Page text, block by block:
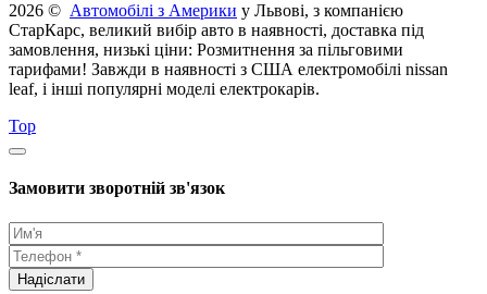
2026 © Автомобілі з Америки у Львові, з компанією
СтарКарс, великий вибір авто в наявності, доставка під
замовлення, низькі ціни: Розмитнення за пільговими
тарифами! Завжди в наявності з США електромобілі nissan
leaf, і інші популярні моделі електрокарів.
Top
Замовити зворотній зв'язок